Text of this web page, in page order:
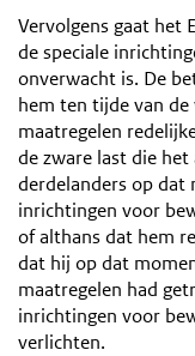
Vervolgens gaat het
de speciale
onverwacht is. De
hem ten tijde van
maatregelen
de zware last die
derdelanders op dat
inrichtingen voor
of althans dat hem
dat hij op dat
maatregelen had
inrichtingen voor
verlichten.